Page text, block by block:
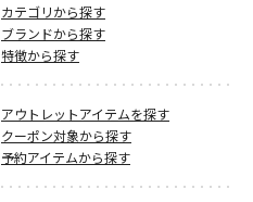
カテゴリから探す
ブランドから探す
特徴から探す
アウトレットアイテムを探す
クーポン対象から探す
予約アイテムから探す